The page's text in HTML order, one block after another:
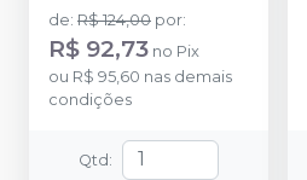
4 Black Mini Brush tips
de: R$ 124,00 por:
R$ 92,73 no Pix
ou R$ 95,60 nas demais
condições
Qtd :